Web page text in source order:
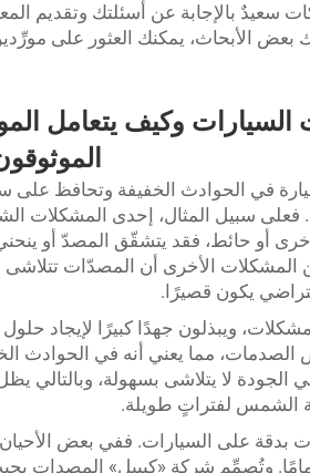
سعيدٌ بالإجابة عن أسئلتك وتقديم
بعض الأبحاث، يمكنك العثور على
السيارات وكيف يتعامل
في الحوادث الخفيفة وتحافظ على
سبيل المثال، إحدى المشكلات
أو حائط، فقد يتشقّق المصدّ أو
الأخرى أن المصدّات تتلاشى
يكون قصيرًا.
ويبذلون جهدًا كبيرًا لإيجاد حلول
مما يعني أنه في الحوادث
لا يتلاشى بسهولة، وبالتالي
الشمس لفتراتٍ طويلة.
على السيارات. ففي بعض
وتُصمِّم شركة «كيبيل» المصدات